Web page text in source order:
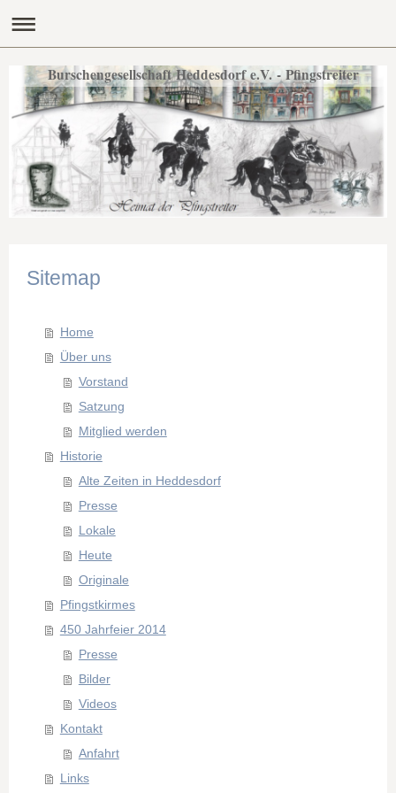
Burschengesellschaft Heddesdorf e.V. - Pfingstreiter
Sitemap
Home
Über uns
Vorstand
Satzung
Mitglied werden
Historie
Alte Zeiten in Heddesdorf
Presse
Lokale
Heute
Originale
Pfingstkirmes
450 Jahrfeier 2014
Presse
Bilder
Videos
Kontakt
Anfahrt
Links